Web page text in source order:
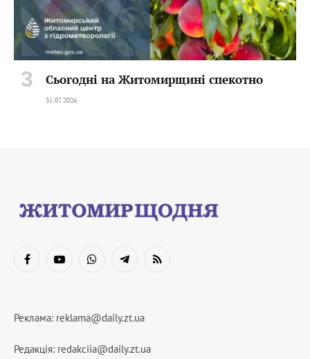
Сьогодні на Житомирщині спекотно
31.07.2026
FacebookYouTubeWhatsAppTelegramRSS
Реклама: reklama@daily.zt.ua
Редакція: redakciia@daily.zt.ua